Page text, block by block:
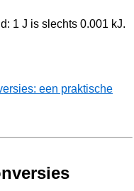
1 J is slechts 0.001 kJ.
een praktische